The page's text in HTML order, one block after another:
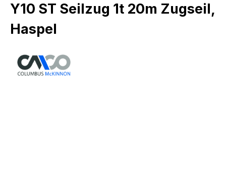
Y10 ST Seilzug 1t 20m Zugseil,
Haspel